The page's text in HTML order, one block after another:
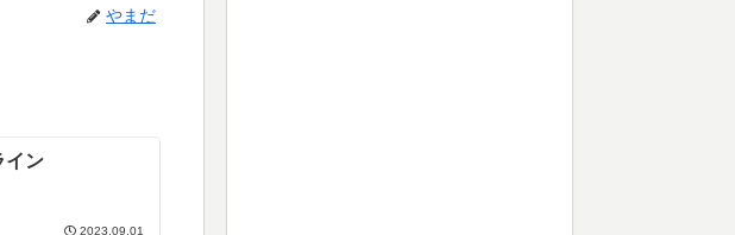
やまだ
イン
2023.09.01